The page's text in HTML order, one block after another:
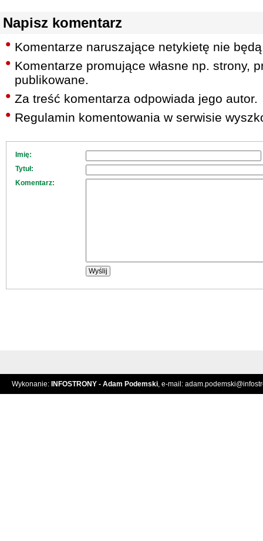
Napisz komentarz
Komentarze naruszające netykietę nie
Komentarze promujące własne np. strony,
publikowane.
Za treść komentarza odpowiada jego autor.
Regulamin komentowania w serwisie
Imię:
Tytuł:
Komentarz:
Wykonanie: INFOSTRONY - Adam Podemski, e-mail: